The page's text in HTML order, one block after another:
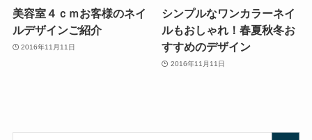
美容室４ｃｍお客様のネイ
ルデザインご紹介
2016年11月11日
シンプルなワンカラーネイ
ルもおしゃれ！春夏秋冬お
すすめのデザイン
2016年11月11日